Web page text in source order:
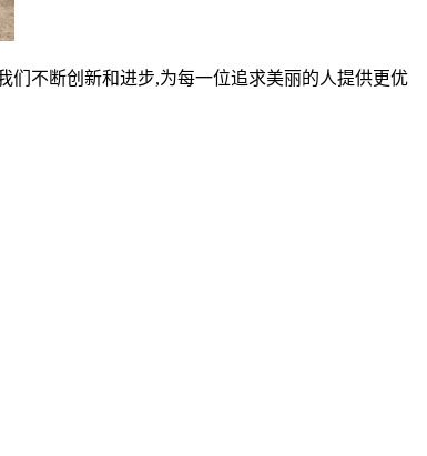
们不断创新和进步,为每一位追求美丽的人提供更优